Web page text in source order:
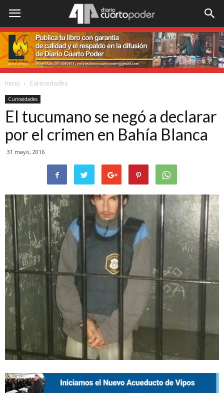
Inicio Curiosidades
Curiosidades
El tucumano se negó a declarar
por el crimen en Bahía Blanca
31 mayo, 2016